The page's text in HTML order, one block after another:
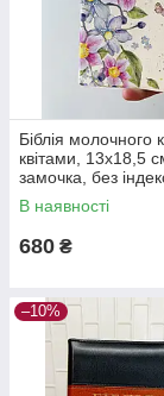
Біблія молочного
квітами, 13х18,5
замочка, без
декоративний зріз
В наявності
680 ₴
–10%